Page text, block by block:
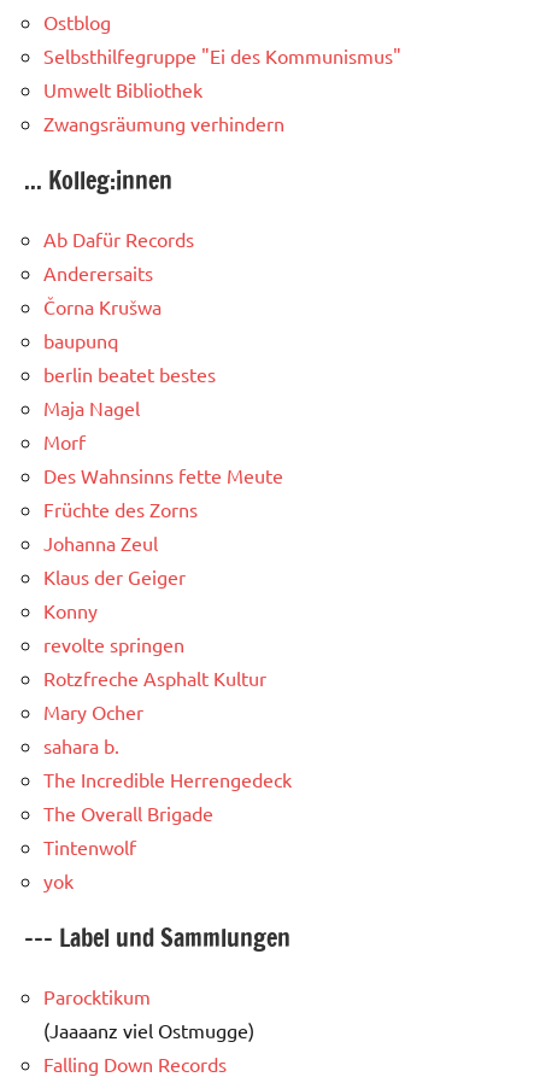
Ostblog
Selbsthilfegruppe "Ei des Kommunismus"
Umwelt Bibliothek
Zwangsräumung verhindern
... Kolleg:innen
Ab Dafür Records
Anderersaits
Čorna Krušwa
baupunq
berlin beatet bestes
Maja Nagel
Morf
Des Wahnsinns fette Meute
Früchte des Zorns
Johanna Zeul
Klaus der Geiger
Konny
revolte springen
Rotzfreche Asphalt Kultur
Mary Ocher
sahara b.
The Incredible Herrengedeck
The Overall Brigade
Tintenwolf
yok
--- Label und Sammlungen
Parocktikum
(Jaaaanz viel Ostmugge)
Falling Down Records